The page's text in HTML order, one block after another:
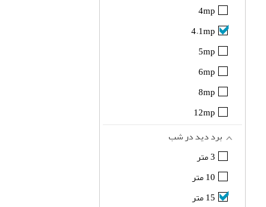
4mp
4.1mp
5mp
6mp
8mp
12mp
برد دید در شب
3 متر
10 متر
15 متر